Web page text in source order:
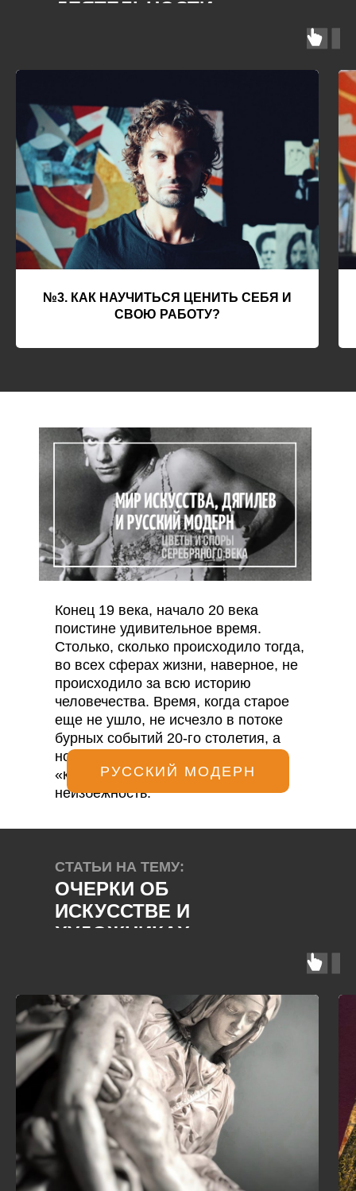
ДЕЯТЕЛЬНОСТИ
№3. КАК НАУЧИТЬСЯ ЦЕНИТЬ СЕБЯ И
СВОЮ РАБОТУ?
Конец 19 века, начало 20 века
поистине удивительное время.
Столько, сколько происходило тогда,
во всех сферах жизни, наверное, не
происходило за всю историю
человечества. Время, когда старое
еще не ушло, не исчезло в потоке
бурных событий 20-го столетия, а
новое еще не проявилось во всей
«красе», не утвердилось как
неизбежность.
РУССКИЙ МОДЕРН
СТАТЬИ НА ТЕМУ:
ОЧЕРКИ ОБ
ИСКУССТВЕ И
ХУДОЖНИКАХ